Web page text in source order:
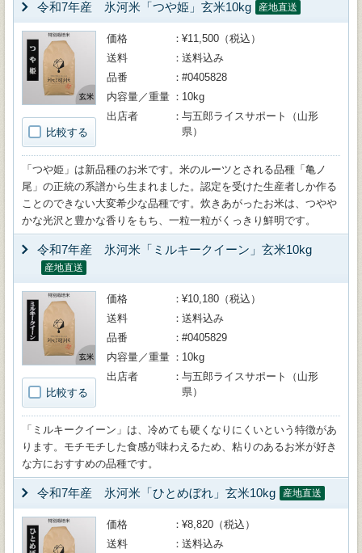
令和7年産 氷河米「つや姫」玄米10kg 産地直送
比較する
価格
¥11,500（税込）
送料
送料込み
品番
#0405828
内容量／重量
10kg
出店者
与五郎ライスサポート（山形
県）
「つや姫」は新品種のお米です。米のルーツとされる品種「亀ノ
尾」の正統の系譜から生まれました。認定を受けた生産者しか作る
ことのできない大変希少な品種です。炊きあがったお米は、つやや
かな光沢と豊かな香りをもち、一粒一粒がくっきり鮮明です。
令和7年産 氷河米「ミルキークイーン」玄米10kg
産地直送
比較する
価格
¥10,180（税込）
送料
送料込み
品番
#0405829
内容量／重量
10kg
出店者
与五郎ライスサポート（山形
県）
「ミルキークイーン」は、冷めても硬くなりにくいという特徴があ
ります。モチモチした食感が味わえるため、粘りのあるお米が好き
な方におすすめの品種です。
令和7年産 氷河米「ひとめぼれ」玄米10kg 産地直送
価格
¥8,820（税込）
送料
送料込み